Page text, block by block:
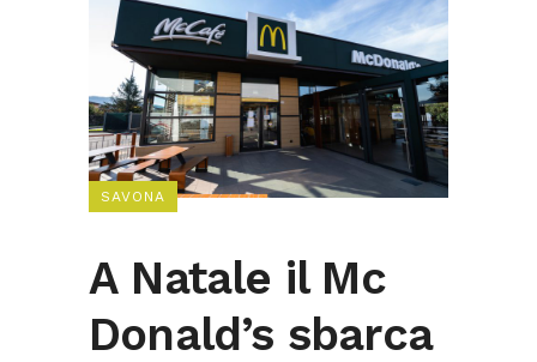
SAVONA
A Natale il Mc
Donald’s sbarca